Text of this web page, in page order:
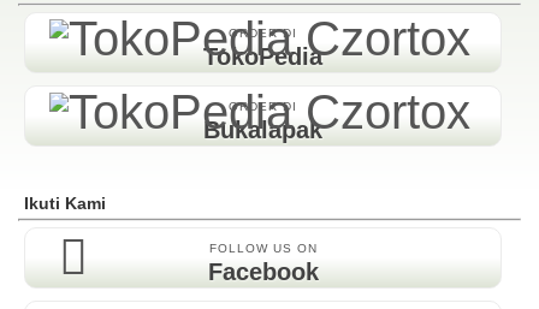
ORDER DI
TokoPedia
ORDER DI
Bukalapak
Ikuti Kami
FOLLOW US ON
Facebook